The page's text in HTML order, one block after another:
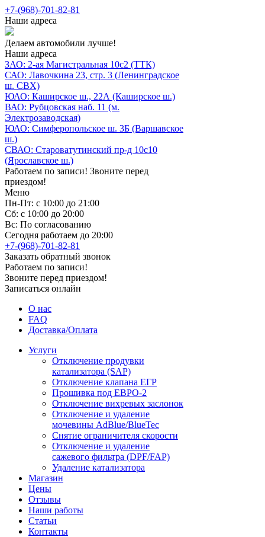
+7-(968)-701-82-81
Наши адреса
Делаем автомобили лучше!
Наши адреса
ЗАО: 2-ая Магистральная 10с2 (ТТК)
САО: Лавочкина 23, стр. 3 (Ленинградское
ш. СВХ)
ЮАО: Каширское ш., 22А (Каширское ш.)
ВАО: Рубцовская наб. 11 (м.
Электрозаводская)
ЮАО: Симферопольское ш. 3Б (Варшавское
ш.)
СВАО: Староватутинский пр-д 10с10
(Ярославское ш.)
Работаем по записи! Звоните перед
приездом!
Меню
Пн-Пт: с 10:00 до 21:00
Сб: с 10:00 до 20:00
Вс: По согласованию
Сегодня работаем до 20:00
+7-(968)-701-82-81
Заказать обратный звонок
Работаем по записи!
Звоните перед приездом!
Записаться онлайн
О нас
FAQ
Доставка/Оплата
Услуги
Отключение продувки
катализатора (SAP)
Отключение клапана ЕГР
Прошивка под ЕВРО-2
Отключение вихревых заслонок
Отключение и удаление
мочевины AdBlue/BlueTec
Снятие ограничителя скорости
Отключение и удаление
сажевого фильтра (DPF/FAP)
Удаление катализатора
Магазин
Цены
Отзывы
Наши работы
Статьи
Контакты